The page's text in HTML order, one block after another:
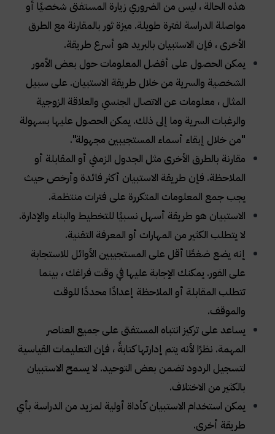
هذه الحالة ، ليس من الضروري زيارة المستفتى شخصيًا أو
مواصلة الدراسة لفترة طويلة. ميزة ثور بالمقارنة مع الطرق
الأخرى ، فإن الاستبيان بالبريد هو أسرع طريقة.
يمكن الحصول على أفضل المعلومات حول بعض الأمور
الشخصية والسرية من خلال طريقة الاستبيان. على سبيل
المثال ، معلومات عن الاتصال الجنسي والعلاقة الزوجية
والرغبات السرية وما إلى ذلك. يمكن الحصول عليها بسهولة
"من خلال إبقاء أسماء المستجيبين مجهولة".
مقارنة بالطرق الأخرى مثل الجدول الزمني أو المقابلة أو
الملاحظة. فإن طريقة الاستبيان أكثر فائدة وأرخص حيث
يجب جمع المعلومات المتكررة على فترات منتظمة.
الاستبيان هو طريقة أسهل نسبيًا للتخطيط والبناء والإدارة.
لا يتطلب الكثير من المهارات أو المعرفة التقنية.
إنه يضع ضغطًا أقل على المستجيبين الأوائل للاستجابة
على الفور. يمكنك الإجابة عليها في وقت فراغك ، بينما
تتطلب المقابلة أو الملاحظة إعدادًا محددًا للوقت
والموقف.
يساعد على تركيز انتباه المستفتى على جميع العناصر
المهمة. نظرًا لأنه يتم إدارتها كتابةً ، فإن التعليمات القياسية
لتسجيل الردود تضمن بعض التوحيد. لا يسمح الاستبيان
بالكثير من الاختلاف.
يمكن استخدام الاستبيان كأداة أولية لمزيد من الدراسة بأي
طريقة أخرى.